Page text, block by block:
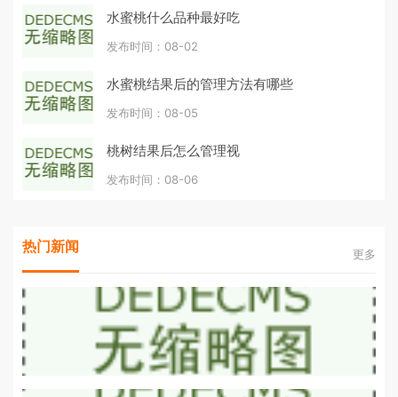
水蜜桃什么品种最好吃
发布时间：08-02
水蜜桃结果后的管理方法有哪些
发布时间：08-05
桃树结果后怎么管理视
发布时间：08-06
热门新闻 更多